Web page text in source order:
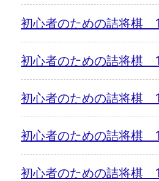
初心者のための詰将棋
初心者のための詰将棋
初心者のための詰将棋
初心者のための詰将棋
初心者のための詰将棋